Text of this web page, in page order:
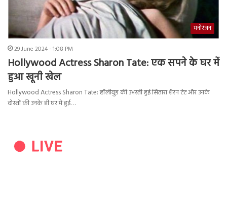
मनोरंजन
29 June 2024 - 1:08 PM
Hollywood Actress Sharon Tate: एक सपने के घर में
हुआ खूनी खेल
Hollywood Actress Sharon Tate: हॉलीवुड की उभरती हुई सितारा शैरन टेट और उनके
दोस्तों की उनके ही घर में हुई…